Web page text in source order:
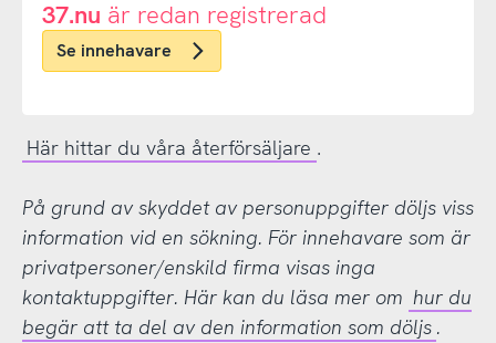
eller
.nu-
domän
37.nu är redan registrerad
Se innehavare
Här hittar du våra återförsäljare .
På grund av skyddet av personuppgifter döljs viss
information vid en sökning. För innehavare som är
privatpersoner/enskild firma visas inga
kontaktuppgifter. Här kan du läsa mer om hur du
begär att ta del av den information som döljs .